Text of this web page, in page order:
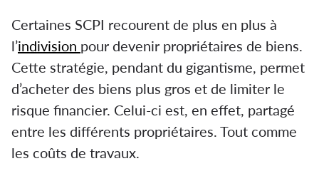
Certaines SCPI recourent de plus en plus à
l’indivision pour devenir propriétaires de biens.
Cette stratégie, pendant du gigantisme, permet
d’acheter des biens plus gros et de limiter le
risque financier. Celui-ci est, en effet, partagé
entre les différents propriétaires. Tout comme
les coûts de travaux.